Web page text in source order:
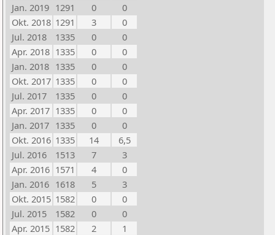
Jan. 2019 1291 0
0
Okt. 2018 1291 3
0
Jul. 2018
1335 0
0
Apr. 2018 1335 0
0
Jan. 2018 1335 0
0
Okt. 2017 1335 0
0
Jul. 2017
1335 0
0
Apr. 2017 1335 0
0
Jan. 2017 1335 0
0
Okt. 2016 1335 14
6,5
Jul. 2016
1513 7
3
Apr. 2016 1571 4
0
Jan. 2016 1618 5
3
Okt. 2015 1582 0
0
Jul. 2015
1582 0
0
Apr. 2015 1582 2
1